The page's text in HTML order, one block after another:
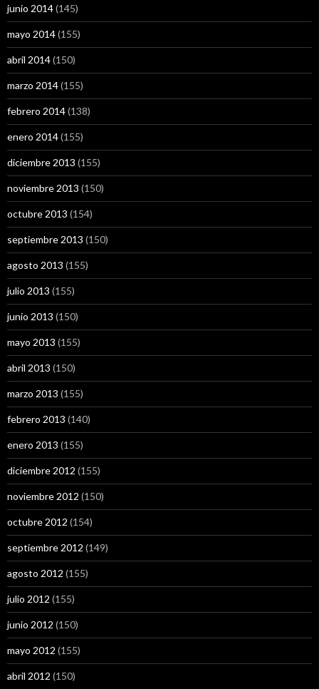
junio 2014(145)
mayo 2014(155)
abril 2014(150)
marzo 2014(155)
febrero 2014(138)
enero 2014(155)
diciembre 2013 (155)
noviembre 2013 (150)
octubre 2013 (154)
septiembre 2013 (150)
agosto 2013 (155)
julio 2013 (155)
junio 2013 (150)
mayo 2013 (155)
abril 2013 (150)
marzo 2013 (155)
febrero 2013 (140)
enero 2013 (155)
diciembre 2012 (155)
noviembre 2012 (150)
octubre 2012 (154)
septiembre 2012 (149)
agosto 2012 (155)
julio 2012 (155)
junio 2012 (150)
mayo 2012 (155)
abril 2012 (150)